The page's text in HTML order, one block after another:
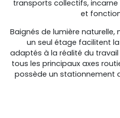
transports collectifs,
et
Baignés de lumière naturelle,
un seul étage facilitent
adaptés à la réalité du travail
tous les principaux axes
possède un stationnement